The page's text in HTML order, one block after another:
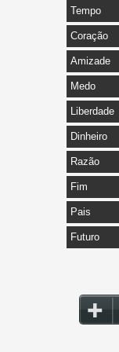
Tempo
Coração
Amizade
Medo
Liberdade
Dinheiro
Razão
Fim
Pais
Futuro